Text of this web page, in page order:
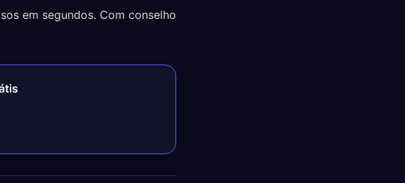
em segundos. Com conselho